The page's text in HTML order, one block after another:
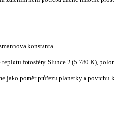
konstanta.
teplotu fotosféry Slunce T(5 780 K),
jako poměr průřezu planetky a